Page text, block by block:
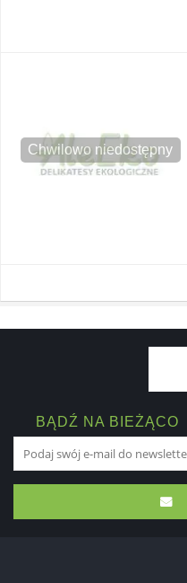
Chwilowo niedostępny
BĄDŹ NA BIEŻĄCO